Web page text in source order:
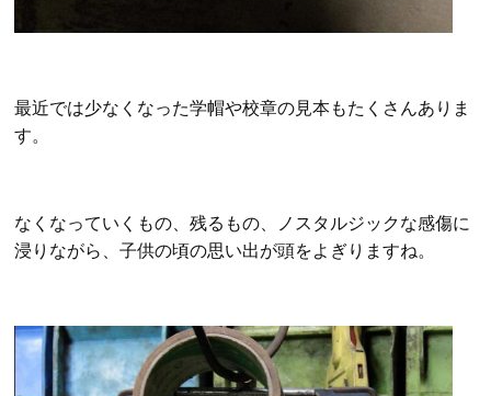
最近では少なくなった学帽や校章の見本もたくさんありま
す。
なくなっていくもの、残るもの、ノスタルジックな感傷に
浸りながら、子供の頃の思い出が頭をよぎりますね。